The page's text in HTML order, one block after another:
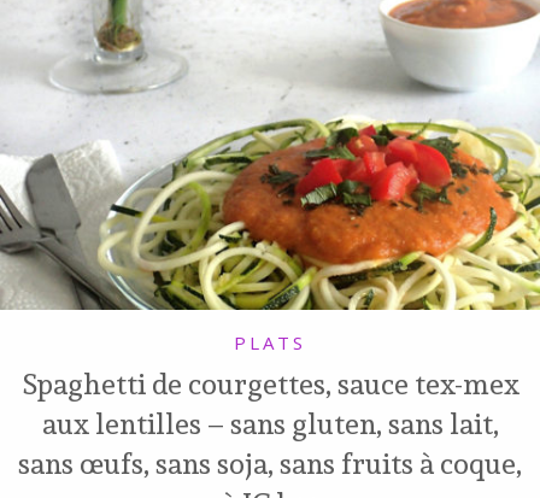
SOJA,
SANS
ŒUFS
PLATS
Spaghetti de courgettes, sauce tex-mex
aux lentilles – sans gluten, sans lait,
sans œufs, sans soja, sans fruits à coque,